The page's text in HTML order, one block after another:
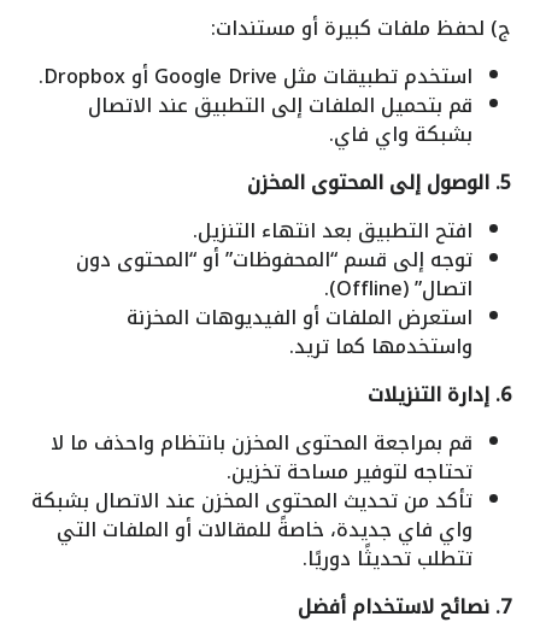
ج) لحفظ ملفات كبيرة أو مستندات:
استخدم تطبيقات مثل Google Drive أو Dropbox.
قم بتحميل الملفات إلى التطبيق عند الاتصال
بشبكة واي فاي.
5. الوصول إلى المحتوى المخزن
افتح التطبيق بعد انتهاء التنزيل.
توجه إلى قسم “المحفوظات” أو “المحتوى دون
اتصال” (Offline).
استعرض الملفات أو الفيديوهات المخزنة
واستخدمها كما تريد.
6. إدارة التنزيلات
قم بمراجعة المحتوى المخزن بانتظام واحذف ما لا
تحتاجه لتوفير مساحة تخزين.
تأكد من تحديث المحتوى المخزن عند الاتصال بشبكة
واي فاي جديدة، خاصةً للمقالات أو الملفات التي
تتطلب تحديثًا دوريًا.
7. نصائح لاستخدام أفضل